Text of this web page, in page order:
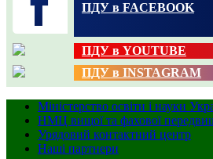
ПДУ в FACEBOOK
ПДУ в YOUTUBE
ПДУ в INSTAGRAM
Міністерство освіти і науки
НМЦ вищої та фахової
Урядовий контактний центр
Наші партнери